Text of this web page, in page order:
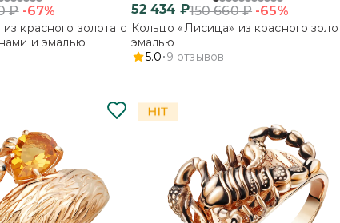
₽ -67%
красного золота с
и эмалью
52 434 ₽150 660₽ -65%
Кольцо «Лисица» из красного
эмалью
5.0 9 отзывов